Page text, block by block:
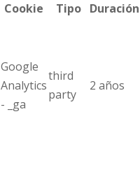
Cookie Tipo Duración
Google
Analytics
- _ga
third
party
2 años